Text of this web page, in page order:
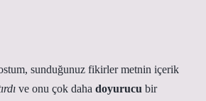
sunduğunuz fikirler metnin içerik
ve onu çok daha doyurucu bir